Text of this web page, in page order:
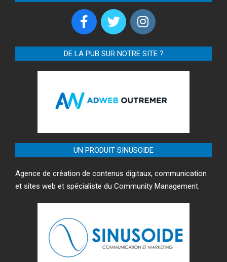
DE LA PUB SUR NOTRE SITE ?
UN PRODUIT SINUSOIDE
Agence de création de contenus digitaux, communication
et sites web et spécialiste du Community Management.